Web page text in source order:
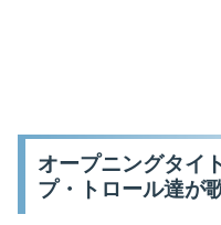
オープニングタイ
プ・トロール達が